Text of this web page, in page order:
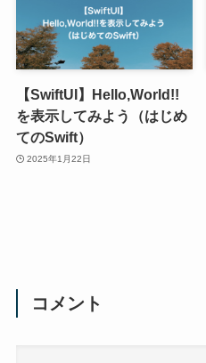
【SwiftUI】Hello,World!!
を表示してみよう（はじめ
てのSwift）
2025年1月22日
コメント